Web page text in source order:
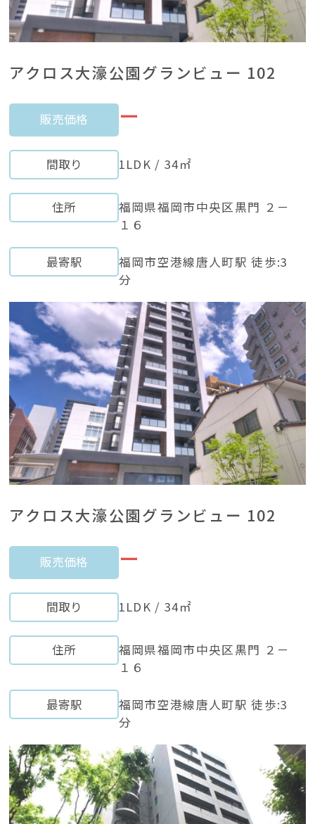
アクロス大濠公園グランビュー 102
販売価格 ー
間取り 1LDK / 34㎡
住所
福岡県福岡市中央区黒門 ２－
１６
最寄駅
福岡市空港線唐人町駅 徒歩:3
分
アクロス大濠公園グランビュー 102
販売価格 ー
間取り 1LDK / 34㎡
住所
福岡県福岡市中央区黒門 ２－
１６
最寄駅
福岡市空港線唐人町駅 徒歩:3
分